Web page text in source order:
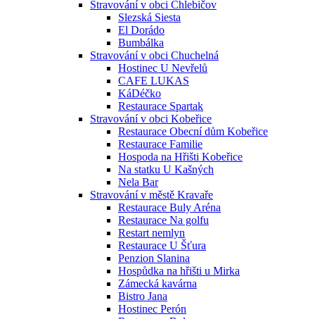
Stravování v obci Chlebičov
Slezská Siesta
El Dorádo
Bumbálka
Stravování v obci Chuchelná
Hostinec U Nevřelů
CAFE LUKAS
KáDéčko
Restaurace Spartak
Stravování v obci Kobeřice
Restaurace Obecní dům Kobeřice
Restaurace Familie
Hospoda na Hřišti Kobeřice
Na statku U Kašných
Nela Bar
Stravování v městě Kravaře
Restaurace Buly Aréna
Restaurace Na golfu
Restart nemlyn
Restaurace U Šťura
Penzion Slanina
Hospůdka na hřišti u Mirka
Zámecká kavárna
Bistro Jana
Hostinec Perón